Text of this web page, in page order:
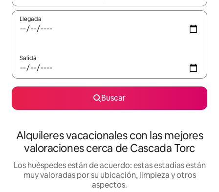
Llegada
Salida
Buscar
Alquileres vacacionales con las mejores
valoraciones cerca de Cascada Torc
Los huéspedes están de acuerdo: estas estadías están
muy valoradas por su ubicación, limpieza y otros
aspectos.